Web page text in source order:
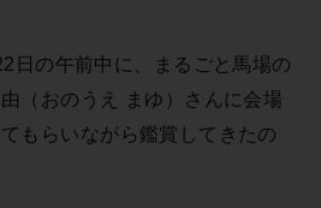
日の午前中に、まるごと馬場の
（おのうえ まゆ）さんに会場
もらいながら鑑賞してきたの